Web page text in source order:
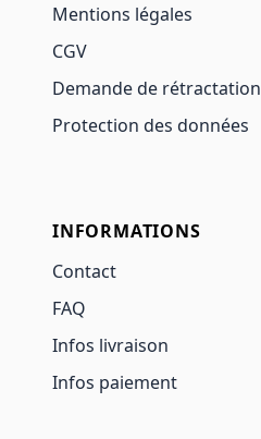
Mentions légales
CGV
Demande de rétractation
Protection des données
INFORMATIONS
Contact
FAQ
Infos livraison
Infos paiement